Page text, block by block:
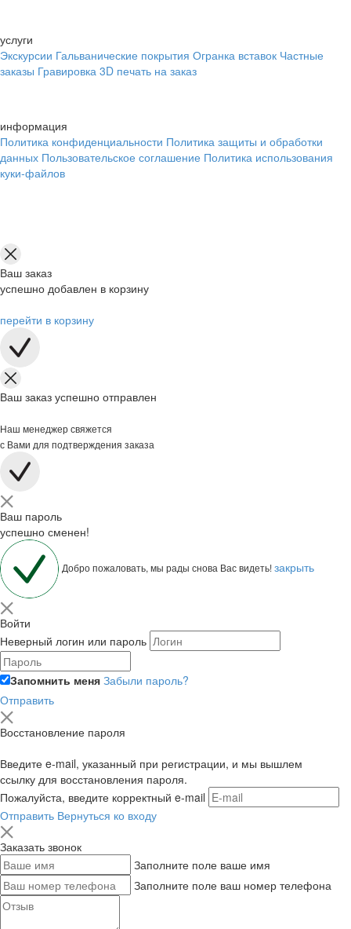
услуги
Экскурсии Гальванические покрытия Огранка вставок Частные
заказы Гравировка 3D печать на заказ
информация
Политика конфиденциальности Политика защиты и обработки
данных Пользовательское соглашение Политика использования
куки-файлов
Ваш заказ
успешно добавлен в корзину
перейти в корзину
Ваш заказ успешно отправлен
Наш менеджер свяжется
с Вами для подтверждения заказа
Ваш пароль
успешно сменен!
Добро пожаловать, мы рады снова Вас видеть!закрыть
Войти
Неверный логин или пароль
Запомнить меня Забыли пароль?
Отправить
Восстановление пароля
Введите e-mail, указанный при регистрации, и мы вышлем
ссылку для восстановления пароля.
Пожалуйста, введите корректный e-mail
Отправить Вернуться ко входу
Заказать звонок
Заполните поле ваше имя
Заполните поле ваш номер телефона